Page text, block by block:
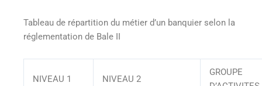
Tableau de répartition du métier d’un banquier selon la
réglementation de Bale II
NIVEAU 1 NIVEAU 2
GROUPE